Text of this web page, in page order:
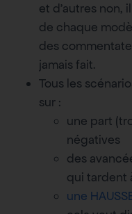
et d’autres non,
de chaque
des
jamais fait.
Tous les
sur :
une part
négatives
des
qui tardent
une